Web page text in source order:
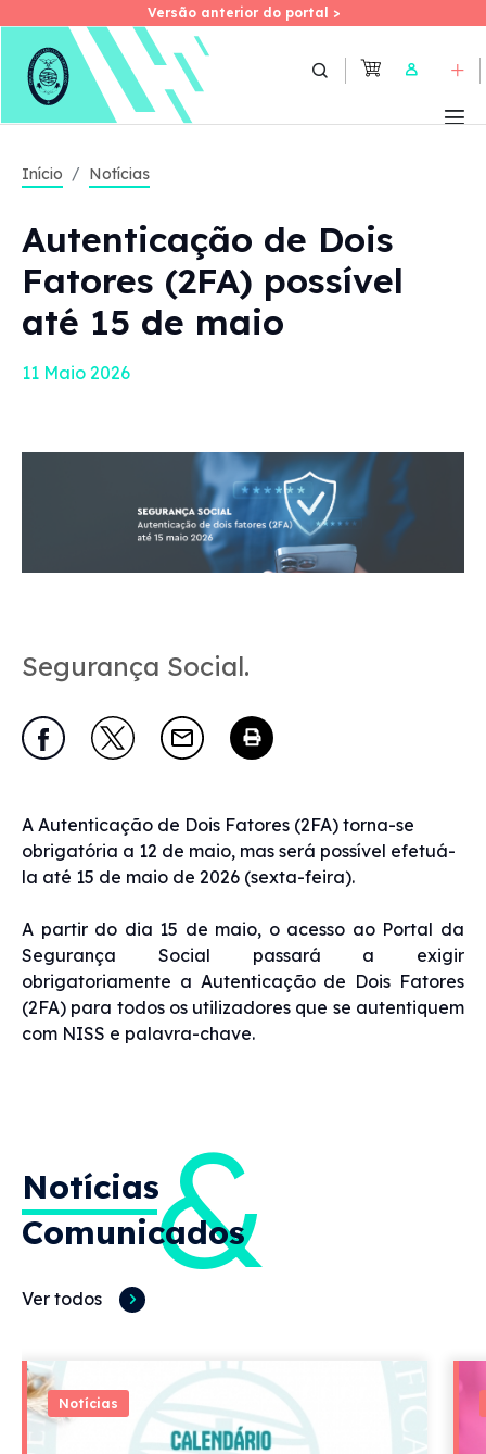
Skip
Versão anterior do portal >
Versão anterior do portal >
User
Início Notícias
Autenticação de Dois
Fatores (2FA) possível
até 15 de maio
11 Maio 2026
Segurança Social.
A Autenticação de Dois Fatores (2FA) torna-se
obrigatória a 12 de maio, mas será possível efetuá-
la até 15 de maio de 2026 (sexta-feira).
A partir do dia 15 de maio, o acesso ao Portal da
Segurança Social passará a exigir
obrigatoriamente a Autenticação de Dois Fatores
(2FA) para todos os utilizadores que se autentiquem
com NISS e palavra-chave.
Notícias&
Comunicados
Ver todos
Notícias